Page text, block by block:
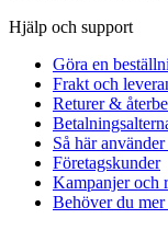
Hjälp och support
Göra en
Frakt och
Returer &
Så här
Företagskunder
Kampanjer och
Behöver du